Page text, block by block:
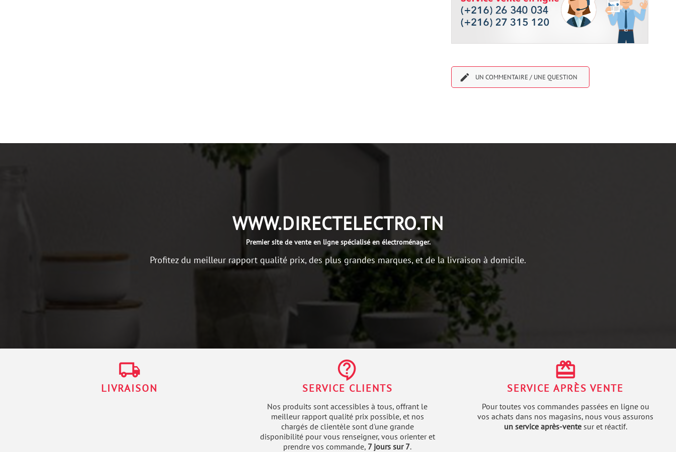
 UN COMMENTAIRE / UNE QUESTION
WWW.DIRECTELECTRO.TN
Premier site de vente en ligne spécialisé en électroménager.
Profitez du meilleur rapport qualité prix, des plus grandes marques, et de la livraison à domicile.
local_shipping
LIVRAISON
contact_support
SERVICE CLIENTS
Nos produits sont accessibles à tous, offrant le
meilleur rapport qualité prix possible, et nos
chargés de clientèle sont d'une grande
disponibilité pour vous renseigner, vous orienter et
prendre vos commande, 7 jours sur 7.
redeem
SERVICE APRÈS VENTE
Pour toutes vos commandes passées en ligne ou
vos achats dans nos magasins, nous vous assurons
un service après-ventesur et réactif.